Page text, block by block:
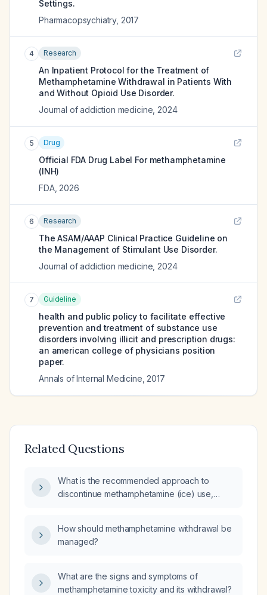
Settings.
Pharmacopsychiatry, 2017
4 Research
An Inpatient Protocol for the Treatment of
Methamphetamine Withdrawal in Patients With
and Without Opioid Use Disorder.
Journal of addiction medicine 2024
5 Drug
Official FDA Drug Label For methamphetamine
(INH)
FDA, 2026
6 Research
The ASAM/AAAP Clinical Practice Guideline on
the Management of Stimulant Use Disorder.
Journal of addiction medicine 2024
7 Guideline
health and public policy to facilitate effective
prevention and treatment of substance use
disorders involving illicit and prescription drugs:
an american college of physicians position
paper.
Annals of Internal Medicine 2017
Related Questions
What is the recommended approach to
discontinue methamphetamine (ice) use,
How should methamphetamine withdrawal be
managed?
What are the signs and symptoms of
methamphetamine toxicity and its withdrawal?